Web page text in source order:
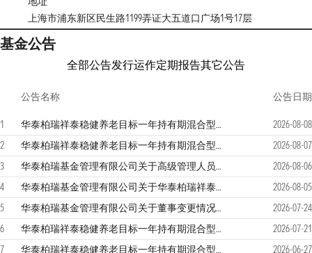
上海市浦东新区民生路1199弄证大五道口广场1号17层
基金公告
全部公告发行运作定期报告其它公告
公告名称 公告日期
1 华泰柏瑞祥泰稳健养老目标一年持有期混合型基金中基金（FOF）（A类份额）基金产品资料概要更新
2026-08-08
2
华泰柏瑞祥泰稳健养老目标一年持有期混合型基金中基金（FOF）更新的招募说明书2026年第2号（基金经理变更）
2026-08-07
3
华泰柏瑞基金管理有限公司关于高级管理人员变更的公告
2026-08-06
4
华泰柏瑞基金管理有限公司关于华泰柏瑞祥泰稳健养老目标一年持有期混合型基金中基金（FOF）基金经理变更的公告
2026-08-05
5
华泰柏瑞基金管理有限公司关于董事变更情况的公告
2026-07-24
6
华泰柏瑞祥泰稳健养老目标一年持有期混合型基金中基金（FOF）2026年第2季度报告
2026-07-21
7
华泰柏瑞祥泰稳健养老目标一年持有期混合型基金中基金（FOF）更新的招募说明书2026年第1号 2026-06-27